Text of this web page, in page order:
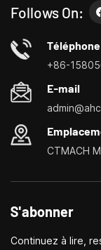
entrepreneur
peuvent vous
facilement, plus
les perceuses et
tournages,
Follows On:
Téléphone
+86-
E-mail
CTMACH
S'abonner
Continuez à lire,